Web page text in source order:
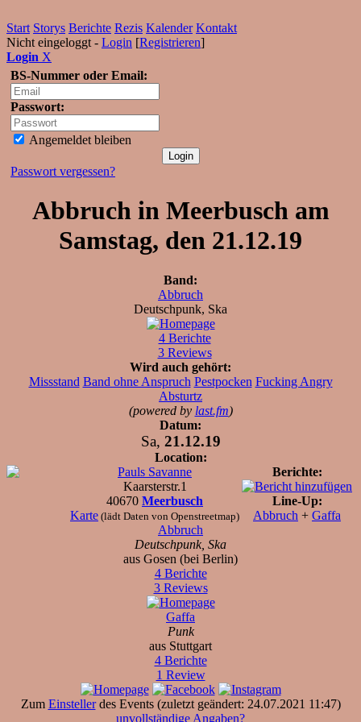
Start Storys Berichte Rezis Kalender Kontakt
Nicht eingeloggt - Login [Registrieren]
Login X
BS-Nummer oder Email:
Passwort:
Angemeldet bleiben
Passwort vergessen?
Abbruch in Meerbusch am
Samstag, den 21.12.19
Band:
Abbruch
Deutschpunk, Ska
4 Berichte
3 Reviews
Wird auch gehört:
Missstand Band ohne Anspruch Pestpocken Fucking Angry
Absturtz
(powered by last.fm)
Datum:
Sa, 21.12.19
Location:
Pauls Savanne
Kaarsterstr.1
40670 Meerbusch
Karte (lädt Daten von Openstreetmap)
Berichte:
Line-Up:
Abbruch + Gaffa
Abbruch
Deutschpunk, Ska
aus Gosen (bei Berlin)
4 Berichte
3 Reviews
Gaffa
Punk
aus Stuttgart
4 Berichte
1 Review
Zum Einstellerdes Events (zuletzt geändert: 24.07.2021 11:47)
unvollständige Angaben?